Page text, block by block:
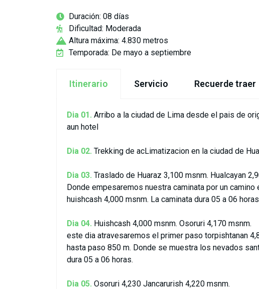
Duración: 08 días
Dificultad: Moderada
Altura máxima: 4.830 metros
Temporada: De mayo a septiembre
Itinerario Servicio Recuerde traer
Dia 01. Arribo a la ciudad de Lima desde el pais de
aun hotel
Dia 02. Trekking de acLimatizacion en la ciudad de
Dia 03. Traslado de Huaraz 3,100 msnm. Hualcayan
Donde empesaremos nuestra caminata por un
huishcash 4,000 msnm. La caminata dura 05 a 06
Dia 04. Huishcash 4,000 msnm. Osoruri 4,170 msnm.
este dia atravesaremos el primer paso torpishtanan
hasta paso 850 m. Donde se muestra los nevados
dura 05 a 06 horas.
Dia 05. Osoruri 4,230 Jancarurish 4,220 msnm.